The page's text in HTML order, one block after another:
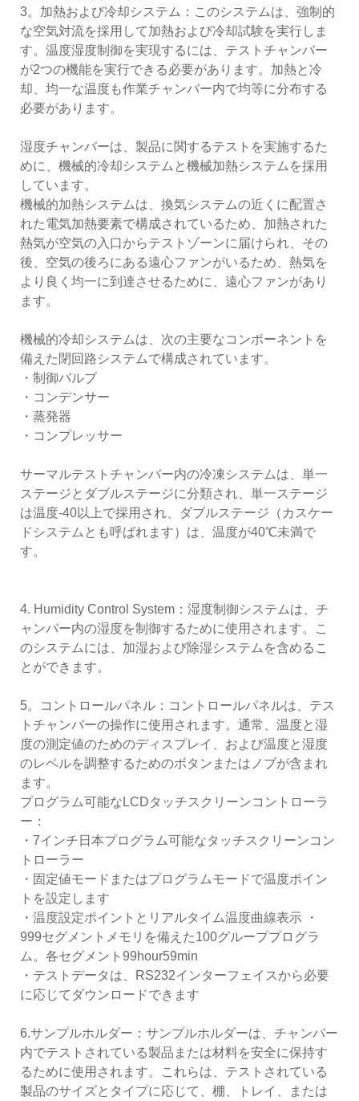
3。加熱および冷却システム：このシステムは、強制的
な空気対流を採用して加熱および冷却試験を実行しま
す。温度湿度制御を実現するには、テストチャンバー
が2つの機能を実行できる必要があります。加熱と冷
却、均一な温度も作業チャンバー内で均等に分布する
必要があります。
湿度チャンバーは、製品に関するテストを実施するた
めに、機械的冷却システムと機械加熱システムを採用
しています。
機械的加熱システムは、換気システムの近くに配置さ
れた電気加熱要素で構成されているため、加熱された
熱気が空気の入口からテストゾーンに届けられ、その
後、空気の後ろにある遠心ファンがいるため、熱気を
より良く均一に到達させるために、遠心ファンがあり
ます。
機械的冷却システムは、次の主要なコンポーネントを
備えた閉回路システムで構成されています。
・制御バルブ
・コンデンサー
・蒸発器
・コンプレッサー
サーマルテストチャンバー内の冷凍システムは、単一
ステージとダブルステージに分類され、単一ステージ
は温度-40以上で採用され、ダブルステージ（カスケー
ドシステムとも呼ばれます）は、温度が40℃未満で
す。
4. Humidity Control System：湿度制御システムは、チ
ャンバー内の湿度を制御するために使用されます。こ
のシステムには、加湿および除湿システムを含めるこ
とができます。
5。コントロールパネル：コントロールパネルは、テス
トチャンバーの操作に使用されます。通常、温度と湿
度の測定値のためのディスプレイ、および温度と湿度
のレベルを調整するためのボタンまたはノブが含まれ
ます。
プログラム可能なLCDタッチスクリーンコントローラ
ー：
・7インチ日本プログラム可能なタッチスクリーンコン
トローラー
・固定値モードまたはプログラムモードで温度ポイン
トを設定します
・温度設定ポイントとリアルタイム温度曲線表示 ・
999セグメントメモリを備えた100グループプログラ
ム。各セグメント99hour59min
・テストデータは、RS232インターフェイスから必要
に応じてダウンロードできます
6.サンプルホルダー：サンプルホルダーは、チャンバー
内でテストされている製品または材料を安全に保持す
るために使用されます。これらは、テストされている
製品のサイズとタイプに応じて、棚、トレイ、または